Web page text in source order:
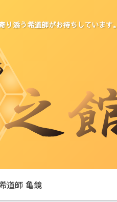
り添う希道師がお待ちしています。
道師 亀鏡